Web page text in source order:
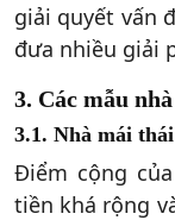
giải quyết vấn
đưa nhiều giải
3. Các mẫu
3.1. Nhà mái
Điểm cộng
tiền khá rộng